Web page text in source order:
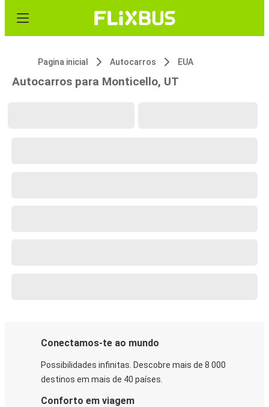
Pagina inicial Autocarros EUA
Autocarros para Monticello, UT
Conectamos-te ao mundo
Possibilidades infinitas. Descobre mais de 8 000
destinos em mais de 40 países.
Conforto em viagem